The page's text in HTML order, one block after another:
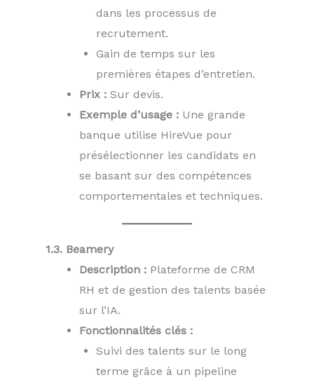
dans les processus de
recrutement.
Gain de temps sur les
premières étapes d’entretien.
Prix : Sur devis.
Exemple d’usage : Une grande
banque utilise HireVue pour
présélectionner les candidats en
se basant sur des compétences
comportementales et techniques.
1.3. Beamery
Description : Plateforme de CRM
RH et de gestion des talents basée
sur l’IA.
Fonctionnalités clés :
Suivi des talents sur le long
terme grâce à un pipeline